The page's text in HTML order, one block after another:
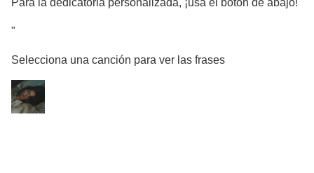
Para la dedicatoria personalizada, ¡usa el botón de abajo!
"
Selecciona una canción para ver las frases